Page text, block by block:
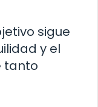
sigue
y el
tanto